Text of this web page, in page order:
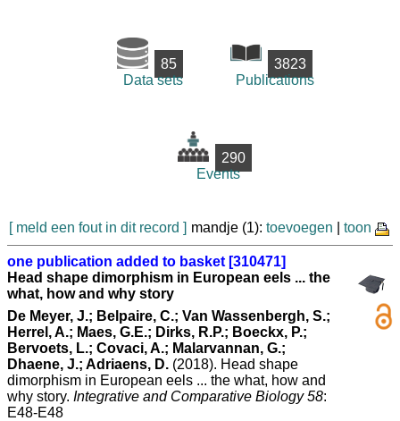
85
Data sets
3823
Publications
290
Events
[ meld een fout in dit record ] mandje (1): toevoegen toon
one publication added to basket [310471]
Head shape dimorphism in European eels ... the
what, how and why story
De Meyer, J.; Belpaire, C.; Van Wassenbergh, S.;
Herrel, A.; Maes, G.E.; Dirks, R.P.; Boeckx, P.;
Bervoets, L.; Covaci, A.; Malarvannan, G.;
Dhaene, J.; Adriaens, D. (2018). Head shape
dimorphism in European eels ... the what, how and
why story. Integrative and Comparative Biology 58:
E48-E48